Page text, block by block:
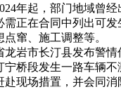
年起，部门地域曾经
正在合同中列出可发
窜、施工调整等。
市长汀县发布警情
宁桥段发生一路车辆
赴现场措置，并会同